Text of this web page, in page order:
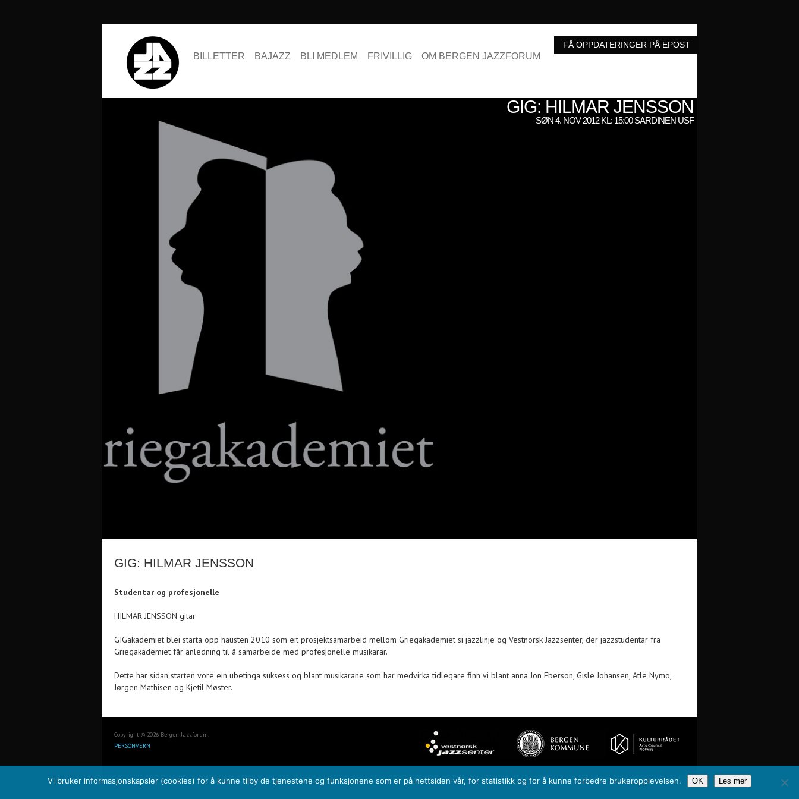
BILLETTER BAJAZZ BLI MEDLEM FRIVILLIG OM BERGEN JAZZFORUM
GIG: HILMAR JENSSON
SØN 4. NOV 2012 KL: 15:00 SARDINEN USF
GIG: HILMAR JENSSON
Studentar og profesjonelle
HILMAR JENSSON gitar
GIGakademiet blei starta opp hausten 2010 som eit prosjektsamarbeid mellom Griegakademiet si jazzlinje og Vestnorsk Jazzsenter, der jazzstudentar fra
Griegakademiet får anledning til å samarbeide med profesjonelle musikarar.
Dette har sidan starten vore ein ubetinga suksess og blant musikarane som har medvirka tidlegare finn vi blant anna Jon Eberson, Gisle Johansen, Atle Nymo,
Jørgen Mathisen og Kjetil Møster.
Copyright © 2026 Bergen Jazzforum.
PERSONVERN
Vi bruker informasjonskapsler (cookies) for å kunne tilby de tjenestene og funksjonene som er på nettsiden vår, for statistikk og for å kunne forbedre brukeropplevelsen. OK Les mer